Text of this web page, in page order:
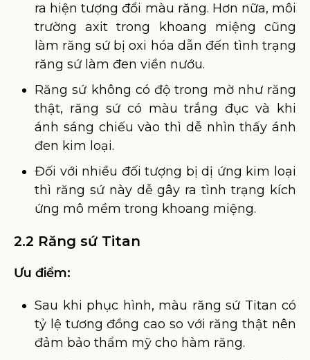
ra hiện tượng đổi màu răng. Hơn nữa, môi
trường axit trong khoang miệng cũng
làm răng sứ bị oxi hóa dẫn đến tình trạng
răng sứ làm đen viền nướu.
Răng sứ không có độ trong mờ như răng
thật, răng sứ có màu trắng đục và khi
ánh sáng chiếu vào thì dễ nhìn thấy ánh
đen kim loại.
Đối với nhiều đối tượng bị dị ứng kim loại
thì răng sứ này dễ gây ra tình trạng kích
ứng mô mềm trong khoang miệng.
2.2 Răng sứ Titan
Ưu điểm:
Sau khi phục hình, màu răng sứ Titan có
tỷ lệ tương đồng cao so với răng thật nên
đảm bảo thẩm mỹ cho hàm răng.